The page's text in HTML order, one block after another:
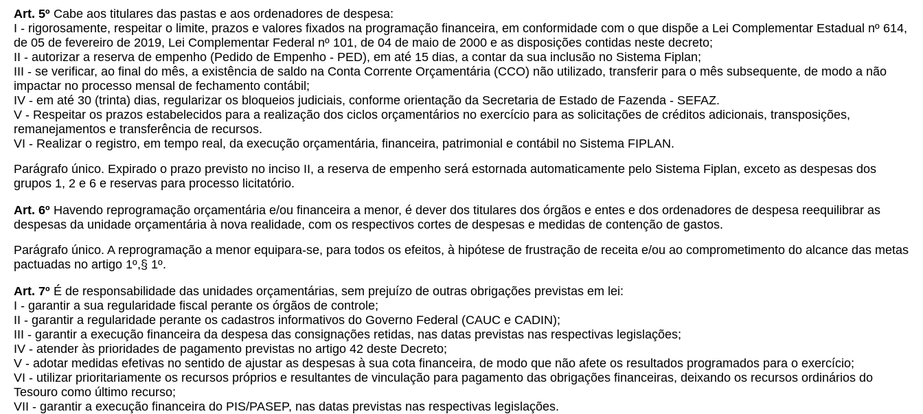
Art. 5º Cabe aos titulares das pastas e aos ordenadores de despesa:
I - rigorosamente, respeitar o limite, prazos e valores fixados na programação financeira, em conformidade com o que dispõe a Lei Complementar Estadual nº 614,
de 05 de fevereiro de 2019, Lei Complementar Federal nº 101, de 04 de maio de 2000 e as disposições contidas neste decreto;
II - autorizar a reserva de empenho (Pedido de Empenho - PED), em até 15 dias, a contar da sua inclusão no Sistema Fiplan;
III - se verificar, ao final do mês, a existência de saldo na Conta Corrente Orçamentária (CCO) não utilizado, transferir para o mês subsequente, de modo a não
impactar no processo mensal de fechamento contábil;
IV - em até 30 (trinta) dias, regularizar os bloqueios judiciais, conforme orientação da Secretaria de Estado de Fazenda - SEFAZ.
V - Respeitar os prazos estabelecidos para a realização dos ciclos orçamentários no exercício para as solicitações de créditos adicionais, transposições,
remanejamentos e transferência de recursos.
VI - Realizar o registro, em tempo real, da execução orçamentária, financeira, patrimonial e contábil no Sistema FIPLAN.
Parágrafo único. Expirado o prazo previsto no inciso II, a reserva de empenho será estornada automaticamente pelo Sistema Fiplan, exceto as despesas dos
grupos 1, 2 e 6 e reservas para processo licitatório.
Art. 6º Havendo reprogramação orçamentária e/ou financeira a menor, é dever dos titulares dos órgãos e entes e dos ordenadores de despesa reequilibrar as
despesas da unidade orçamentária à nova realidade, com os respectivos cortes de despesas e medidas de contenção de gastos.
Parágrafo único. A reprogramação a menor equipara-se, para todos os efeitos, à hipótese de frustração de receita e/ou ao comprometimento do alcance das metas
pactuadas no artigo 1º,§ 1º.
Art. 7º É de responsabilidade das unidades orçamentárias, sem prejuízo de outras obrigações previstas em lei:
I - garantir a sua regularidade fiscal perante os órgãos de controle;
II - garantir a regularidade perante os cadastros informativos do Governo Federal (CAUC e CADIN);
III - garantir a execução financeira da despesa das consignações retidas, nas datas previstas nas respectivas legislações;
IV - atender às prioridades de pagamento previstas no artigo 42 deste Decreto;
V - adotar medidas efetivas no sentido de ajustar as despesas à sua cota financeira, de modo que não afete os resultados programados para o exercício;
VI - utilizar prioritariamente os recursos próprios e resultantes de vinculação para pagamento das obrigações financeiras, deixando os recursos ordinários do
Tesouro como último recurso;
VII - garantir a execução financeira do PIS/PASEP, nas datas previstas nas respectivas legislações.